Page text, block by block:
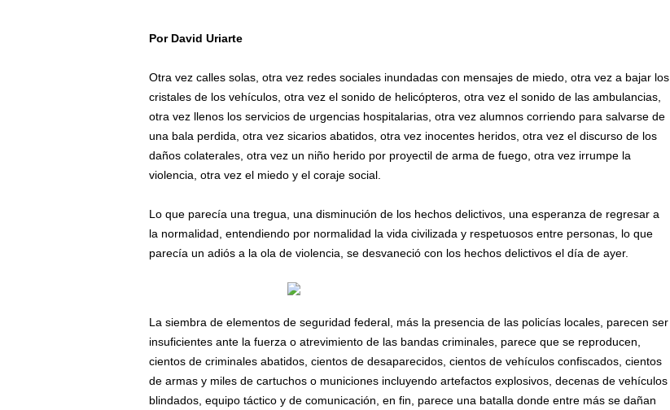
Por David Uriarte
Otra vez calles solas, otra vez redes sociales inundadas con mensajes de miedo, otra vez a bajar los
cristales de los vehículos, otra vez el sonido de helicópteros, otra vez el sonido de las ambulancias,
otra vez llenos los servicios de urgencias hospitalarias, otra vez alumnos corriendo para salvarse de
una bala perdida, otra vez sicarios abatidos, otra vez inocentes heridos, otra vez el discurso de los
daños colaterales, otra vez un niño herido por proyectil de arma de fuego, otra vez irrumpe la
violencia, otra vez el miedo y el coraje social.
Lo que parecía una tregua, una disminución de los hechos delictivos, una esperanza de regresar a
la normalidad, entendiendo por normalidad la vida civilizada y respetuosos entre personas, lo que
parecía un adiós a la ola de violencia, se desvaneció con los hechos delictivos el día de ayer.
La siembra de elementos de seguridad federal, más la presencia de las policías locales, parecen ser
insuficientes ante la fuerza o atrevimiento de las bandas criminales, parece que se reproducen,
cientos de criminales abatidos, cientos de desaparecidos, cientos de vehículos confiscados, cientos
de armas y miles de cartuchos o municiones incluyendo artefactos explosivos, decenas de vehículos
blindados, equipo táctico y de comunicación, en fin, parece una batalla donde entre más se dañan